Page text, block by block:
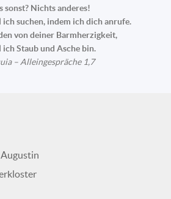
sonst? Nichts anderes!
suchen, indem ich dich anrufe.
von deiner Barmherzigkeit,
Staub und Asche bin.
– Alleingespräche 1,7